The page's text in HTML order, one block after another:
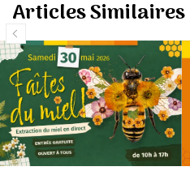
Articles Similaires